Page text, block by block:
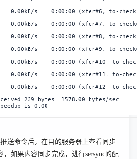
s    0:00:00 (xfer#6, to-
s    0:00:00 (xfer#7, to-
s    0:00:00 (xfer#8, to-
s    0:00:00 (xfer#9, to-
s    0:00:00 (xfer#10, to-
s    0:00:00 (xfer#11, to-
s    0:00:00 (xfer#12, to-
239 bytes  1578.00 bytes/sec
is 0.00
送命令后，在目的服务器上查看同步
，如果内容同步完成，进行sersync的配